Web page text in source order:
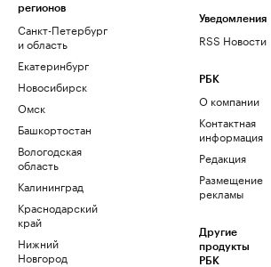
регионов
Санкт-Петербург
и область
Екатеринбург
Новосибирск
Омск
Башкортостан
Вологодская
область
Калининград
Краснодарский
край
Нижний
Новгород
Уведомления
RSS Новости
РБК
О компании
Контактная
информация
Редакция
Размещение
рекламы
Другие
продукты
РБК